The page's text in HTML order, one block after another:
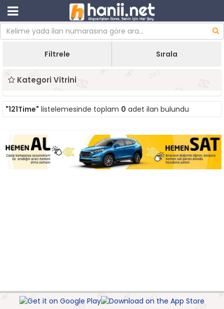
Filtrele Sırala
Kategori Vitrini
"121Time" listelemesinde toplam 0 adet ilan bulundu